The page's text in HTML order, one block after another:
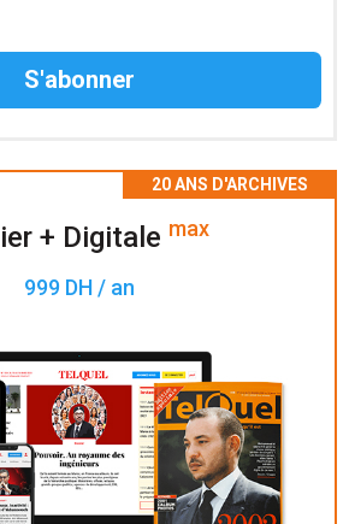
+ Digitale max
999 DH / an